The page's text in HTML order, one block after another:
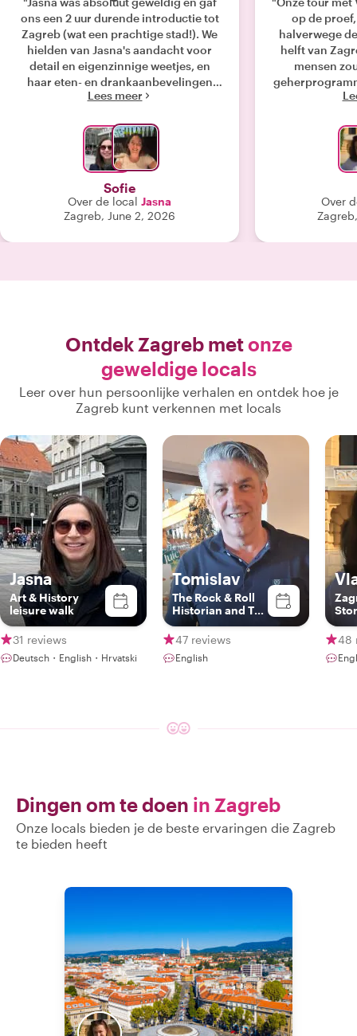
ons een 2 uur durende introductie tot
Zagreb (wat een prachtige stad!). We
hielden van Jasna's aandacht voor
detail en eigenzinnige weetjes, en
haar eten- en drankaanbevelingen
waren geweldig."
Lees meer
Sofie
Over de local Jasna
Zagreb, June 2, 2026
op de
halverwege
helft van
mensen
Niet Vlatka.
echt
algemeen
het eten
werden
lokale
zeker
elke minuut
doorbrengen;
steeds
kunnen Vlatka
of prijzen, 10
Google
Over
Ontdek Zagreb metonze
geweldige locals
Leer over hun persoonlijke verhalen en ontdek hoe je
Zagreb kunt verkennen met locals
Jasna
Art & History
leisure walk
31 reviews
Deutsch・English・Hrvatski
Tomislav
The Rock & Roll
Historian and The
Food Guru
47 reviews
English
48
Dingen om te doen in Zagreb
Onze locals bieden je de beste ervaringen die Zagreb
te bieden heeft